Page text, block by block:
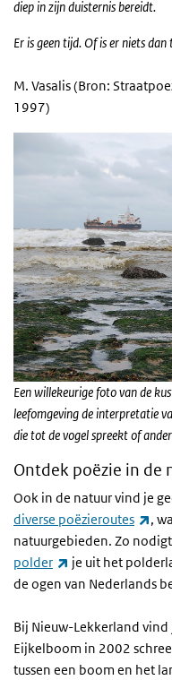
diep in zijn duisternis bereidt.
Er is geen tijd. Of is er niets dan
M. Vasalis (Bron:
1997)
Een willekeurige foto van de
leefomgeving de interpretatie
die tot de vogel spreekt of
Ontdek poëzie in de
Ook in de natuur vind je
diverse poëzieroutes
,
natuurgebieden. Zo
polder
(externe link)
je uit het
de ogen van Nederlands
Bij Nieuw-Lekkerland
Eijkelboom in 2002
tussen een boom en het